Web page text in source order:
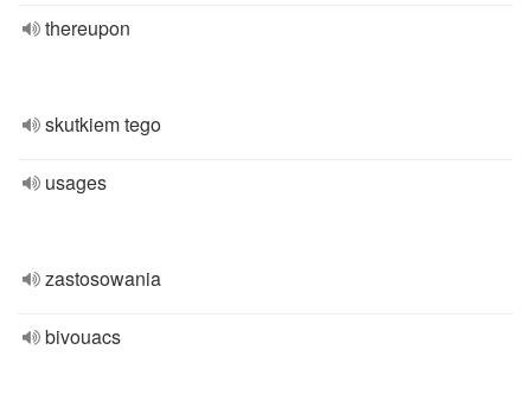
thereupon
skutkiem tego
usages
zastosowania
bivouacs